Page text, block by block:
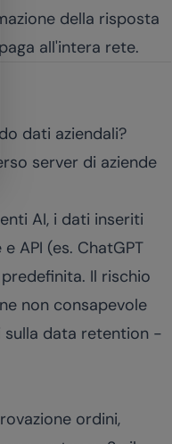
della risposta
all'intera rete.
dati aziendali?
server di aziende
AI, i dati inseriti
API (es. ChatGPT
Il rischio
non consapevole
sulla data retention -
ordini,